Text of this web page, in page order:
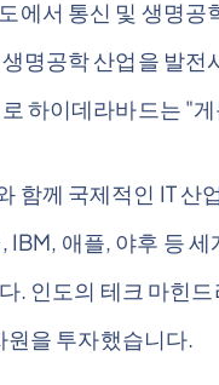
에서 통신 및 생명
명공학 산업을 발전
하이데라바드는 "
함께 국제적인 IT 산
애플, 야후 등
. 인도의 테크 마힌
원을 투자했습니다.